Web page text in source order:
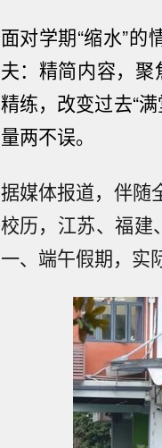
面对学期“缩水”的
夫：精简内容，
精练，改变过去“
量两不误。
据媒体报道，伴随
校历，江苏、福建
一、端午假期，实